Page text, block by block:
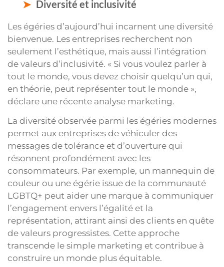
Diversité et inclusivité
Les égéries d’aujourd’hui incarnent une diversité
bienvenue. Les entreprises recherchent non
seulement l’esthétique, mais aussi l’intégration
de valeurs d’inclusivité. « Si vous voulez parler à
tout le monde, vous devez choisir quelqu’un qui,
en théorie, peut représenter tout le monde »,
déclare une récente analyse marketing.
La diversité observée parmi les égéries modernes
permet aux entreprises de véhiculer des
messages de tolérance et d’ouverture qui
résonnent profondément avec les
consommateurs. Par exemple, un mannequin de
couleur ou une égérie issue de la communauté
LGBTQ+ peut aider une marque à communiquer
l’engagement envers l’égalité et la
représentation, attirant ainsi des clients en quête
de valeurs progressistes. Cette approche
transcende le simple marketing et contribue à
construire un monde plus équitable.